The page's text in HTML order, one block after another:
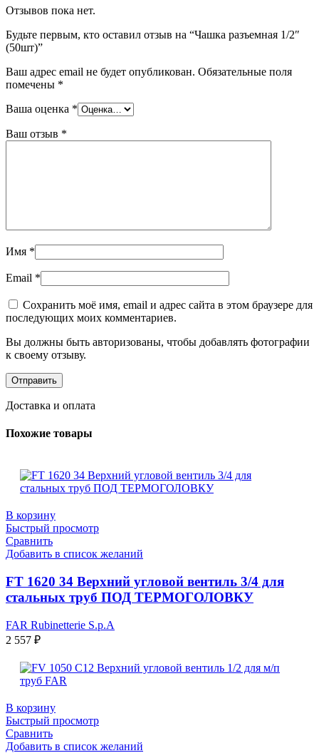
Отзывов пока нет.
Будьте первым, кто оставил отзыв на “Чашка разъемная 1/2″
(50шт)”
Ваш адрес email не будет опубликован. Обязательные поля
помечены *
Ваша оценка *
Ваш отзыв *
Имя *
Email *
Сохранить моё имя, email и адрес сайта в этом браузере для
последующих моих комментариев.
Вы должны быть авторизованы, чтобы добавлять фотографии
к своему отзыву.
Доставка и оплата
Похожие товары
В корзину
Быстрый просмотр
Сравнить
Добавить в список желаний
FT 1620 34 Верхний угловой вентиль 3/4 для
стальных труб ПОД ТЕРМОГОЛОВКУ
FAR Rubinetterie S.p.A
2 557 ₽
В корзину
Быстрый просмотр
Сравнить
Добавить в список желаний